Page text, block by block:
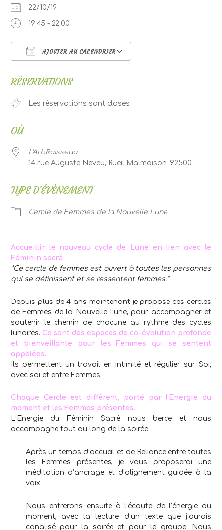
22/10/19
19:45 - 22:00
AJOUTER AU CALENDRIER
RÉSERVATIONS
Les réservations sont closes
OÙ
L'ArbRuisseau
14 rue Auguste Neveu, Rueil Malmaison, 92500
TYPE D’ÉVÈNEMENT
Cercle de Femmes de la Nouvelle Lune
Accueillir le nouveau cycle de Lune en lien avec le
Féminin sacré
*Ce cercle de femmes est ouvert à toutes les personnes
qui se définissent et se ressentent femmes.*
Depuis plus de 4 ans maintenant je propose ces cercles
de Femmes de la Nouvelle Lune, pour accompagner et
soutenir le chemin de chacune au rythme des cycles
lunaires. Ce sont des espaces de co-évolution profonde
et bienveillante pour les Femmes qui se sentent
appelées.
Ils permettent un travail en intimité et régulier sur Soi,
avec soi et entre Femmes.
Chaque Cercle est différent, porté par l’Energie du
moment et les Femmes présentes.
L’Energie du Féminin Sacré nous berce et nous
accompagne tout au long de la soirée.
Après un temps d’accueil et de Reliance entre toutes
les Femmes présentes, je vous proposerai une
méditation d’ancrage et d’alignement guidée à la
voix.
Nous entrerons ensuite à l’écoute de l’énergie du
moment, avec la lecture d’un texte que j’aurais
canalisé pour la soirée et pour le groupe. Nous